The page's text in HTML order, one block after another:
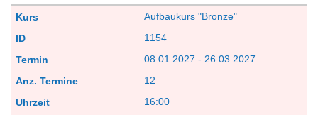
Aufbaukurs "Bronze"
1154
08.01.2027 - 26.03.2027
12
16:00